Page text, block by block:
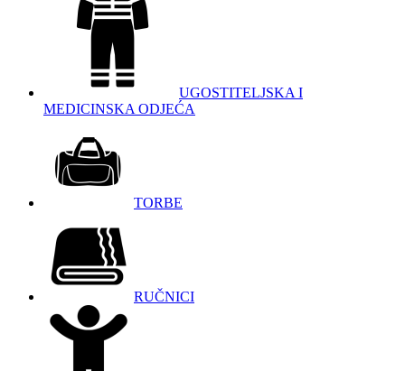
UGOSTITELJSKA I
MEDICINSKA ODJEĆA
TORBE
RUČNICI